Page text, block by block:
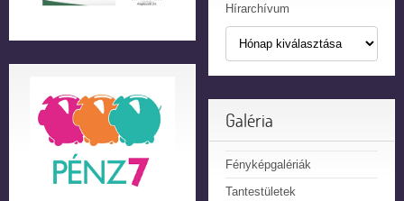
Hírarchívum
Galéria
Fényképgalériák
Tantestületek